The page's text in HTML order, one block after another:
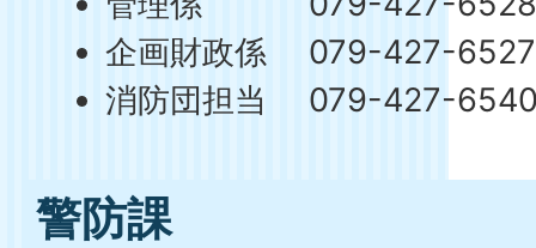
企画財政係 079-427-6527
消防団担当 079-427-
警防課